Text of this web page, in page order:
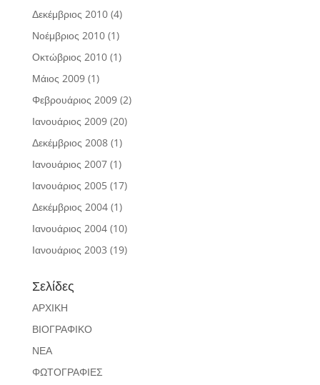
Δεκέμβριος 2010(4)
Νοέμβριος 2010(1)
Οκτώβριος 2010(1)
Μάιος 2009(1)
Φεβρουάριος 2009(2)
Ιανουάριος 2009(20)
Δεκέμβριος 2008(1)
Ιανουάριος 2007(1)
Ιανουάριος 2005(17)
Δεκέμβριος 2004(1)
Ιανουάριος 2004(10)
Ιανουάριος 2003 (19)
Σελίδες
ΑΡΧΙΚΗ
ΒΙΟΓΡΑΦΙΚΟ
ΝΕΑ
ΦΩΤΟΓΡΑΦΙΕΣ